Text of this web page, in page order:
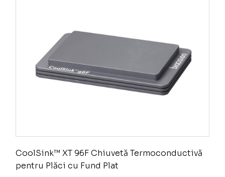
CoolSink™ XT 96F Chiuvetă Termoconductivă
pentru Plăci cu Fund Plat